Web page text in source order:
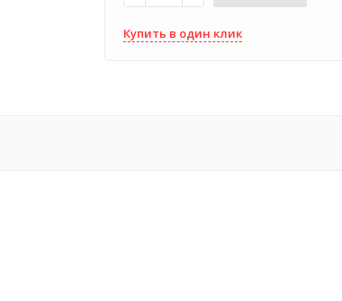
Купить в один клик